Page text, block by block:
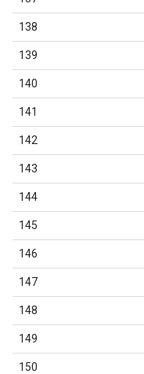
138
139
140
141
142
143
144
145
146
147
148
149
150